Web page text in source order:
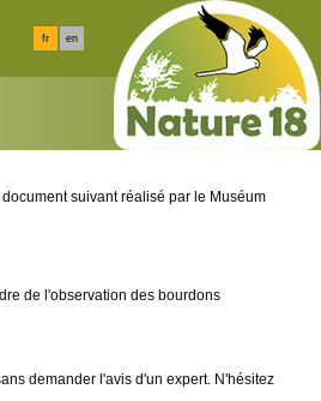
fr en
suivant réalisé par le Muséum
de l'observation des bourdons
demander l'avis d'un expert. N'hésitez